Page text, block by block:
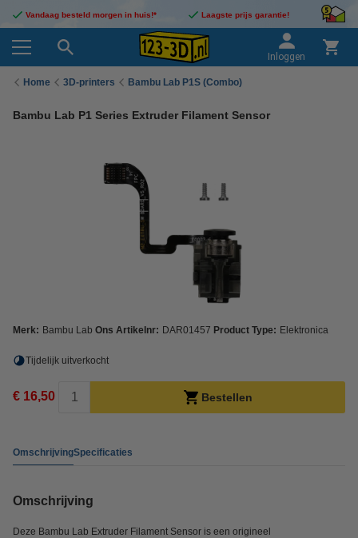
Vandaag besteld morgen in huis!* Laagste prijs garantie!
Inloggen
Home 3D-printers Bambu Lab P1S (Combo)
Bambu Lab P1 Series Extruder Filament Sensor
Merk: Bambu Lab Ons Artikelnr: DAR01457 Product Type: Elektronica
Tijdelijk uitverkocht
€ 16,50 Bestellen
OmschrijvingSpecificaties
Omschrijving
Deze Bambu Lab Extruder Filament Sensor is een origineel